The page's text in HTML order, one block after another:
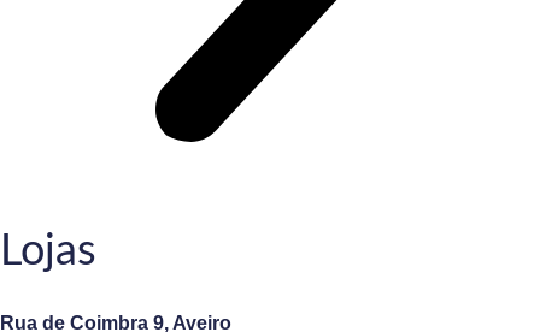
Lojas
Rua de Coimbra 9, Aveiro